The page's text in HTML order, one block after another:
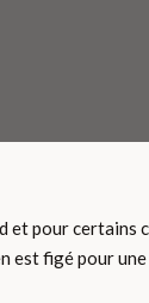
pour certains
est figé pour